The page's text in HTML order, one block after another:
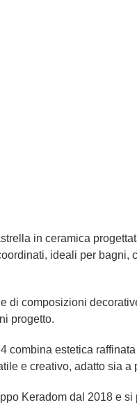
in ceramica
ideali per bagni,
di composizioni
progetto.
estetica
e creativo, adatto sia
Keradom dal 2018 e